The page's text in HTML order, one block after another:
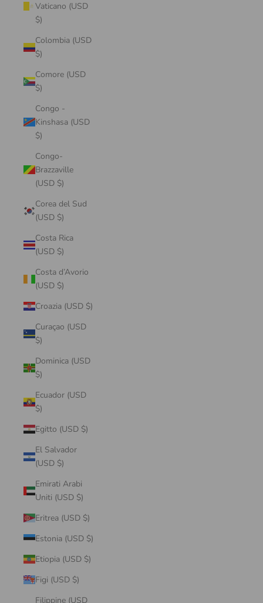
Vaticano (USD
$)
Colombia (USD
$)
Comore (USD
$)
Congo -
Kinshasa (USD
$)
Congo-
Brazzaville
(USD $)
Corea del Sud
(USD $)
Costa Rica
(USD $)
Costa d’Avorio
(USD $)
Croazia (USD $)
Curaçao (USD
$)
Dominica (USD
$)
Ecuador (USD
$)
Egitto (USD $)
El Salvador
(USD $)
Emirati Arabi
Uniti (USD $)
Eritrea (USD $)
Estonia (USD $)
Etiopia (USD $)
Figi (USD $)
Filippine (USD